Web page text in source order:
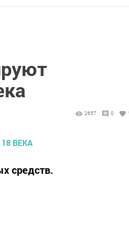
2657 0
средств.